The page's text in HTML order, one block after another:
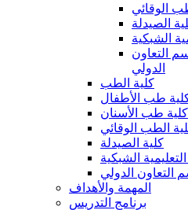
الوقائي
الصيدلة
الشبكية
التعاون
الدولي
كلية الطب
طب الأطفال
كلية طب الأسنان
الطب الوقائي
كلية الصيدلة
الشبكية
التعاون الدولي
المهمة والأهداف
برنامج التدريس